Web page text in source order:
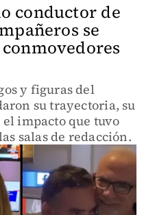
conductor de
se
y figuras del
su trayectoria, su
impacto que tuvo
salas de redacción.